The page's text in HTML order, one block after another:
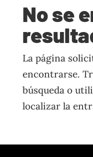
No se
La página
encontrarse.
búsqueda o
localizar la